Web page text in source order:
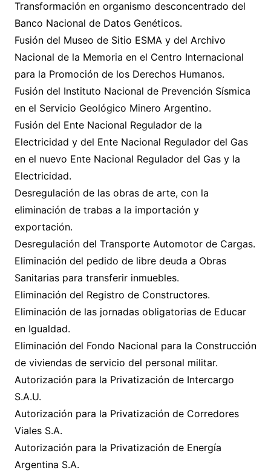
Transformación en organismo desconcentrado del
Banco Nacional de Datos Genéticos.
Fusión del Museo de Sitio ESMA y del Archivo
Nacional de la Memoria en el Centro Internacional
para la Promoción de los Derechos Humanos.
Fusión del Instituto Nacional de Prevención Sísmica
en el Servicio Geológico Minero Argentino.
Fusión del Ente Nacional Regulador de la
Electricidad y del Ente Nacional Regulador del Gas
en el nuevo Ente Nacional Regulador del Gas y la
Electricidad.
Desregulación de las obras de arte, con la
eliminación de trabas a la importación y
exportación.
Desregulación del Transporte Automotor de Cargas.
Eliminación del pedido de libre deuda a Obras
Sanitarias para transferir inmuebles.
Eliminación del Registro de Constructores.
Eliminación de las jornadas obligatorias de Educar
en Igualdad.
Eliminación del Fondo Nacional para la Construcción
de viviendas de servicio del personal militar.
Autorización para la Privatización de Intercargo
S.A.U.
Autorización para la Privatización de Corredores
Viales S.A.
Autorización para la Privatización de Energía
Argentina S.A.